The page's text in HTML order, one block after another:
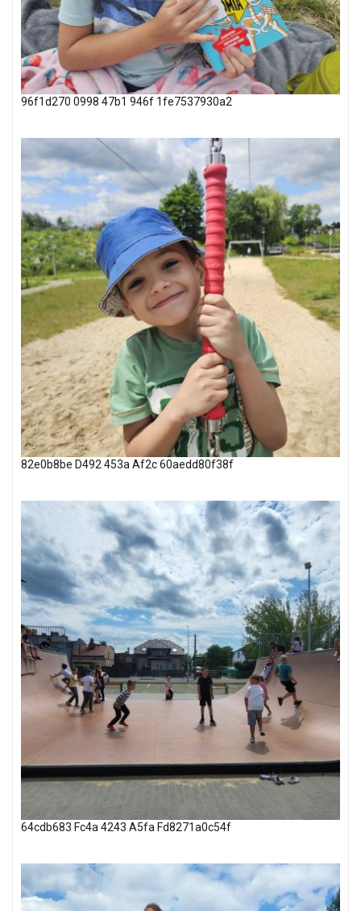
96f1d270 0998 47b1 946f 1fe7537930a2
82e0b8be D492 453a Af2c 60aedd80f38f
64cdb683 Fc4a 4243 A5fa Fd8271a0c54f